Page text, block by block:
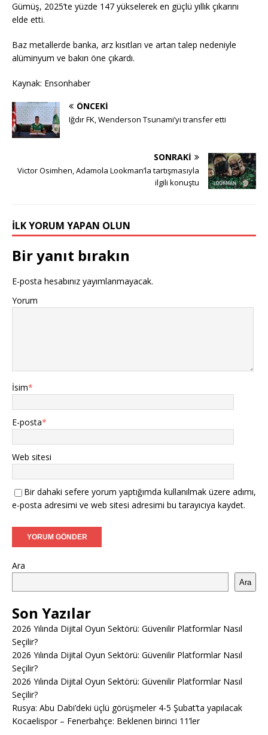
Gümüş, 2025’te yüzde 147 yükselerek en güçlü yıllık çıkarını
elde etti.
Baz metallerde banka, arz kısıtları ve artan talep nedeniyle
alüminyum ve bakırı öne çıkardı.
Kaynak: Ensonhaber
ÖNCEKI
Iğdır FK, Wenderson Tsunami’yi transfer etti
SONRAKI
Victor Osimhen, Adamola Lookman’la tartışmasıyla
ilgili konuştu
İLK YORUM YAPAN OLUN
Bir yanıt bırakın
E-posta hesabınız yayımlanmayacak.
Yorum
İsim*
E-posta*
Web sitesi
Bir dahaki sefere yorum yaptığımda kullanılmak üzere adımı,
e-posta adresimi ve web sitesi adresimi bu tarayıcıya kaydet.
Ara
Ara
Son Yazılar
2026 Yılında Dijital Oyun Sektörü: Güvenilir Platformlar Nasıl
Seçilir?
2026 Yılında Dijital Oyun Sektörü: Güvenilir Platformlar Nasıl
Seçilir?
2026 Yılında Dijital Oyun Sektörü: Güvenilir Platformlar Nasıl
Seçilir?
Rusya: Abu Dabi’deki üçlü görüşmeler 4-5 Şubat’ta yapılacak
Kocaelispor – Fenerbahçe: Beklenen birinci 11’ler